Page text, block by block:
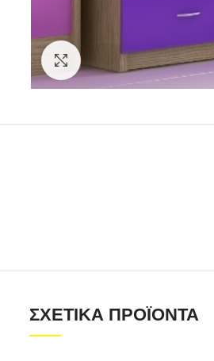
Click to enlarge
ΣΧΕΤΙΚΆ ΠΡΟΪΌΝΤΑ